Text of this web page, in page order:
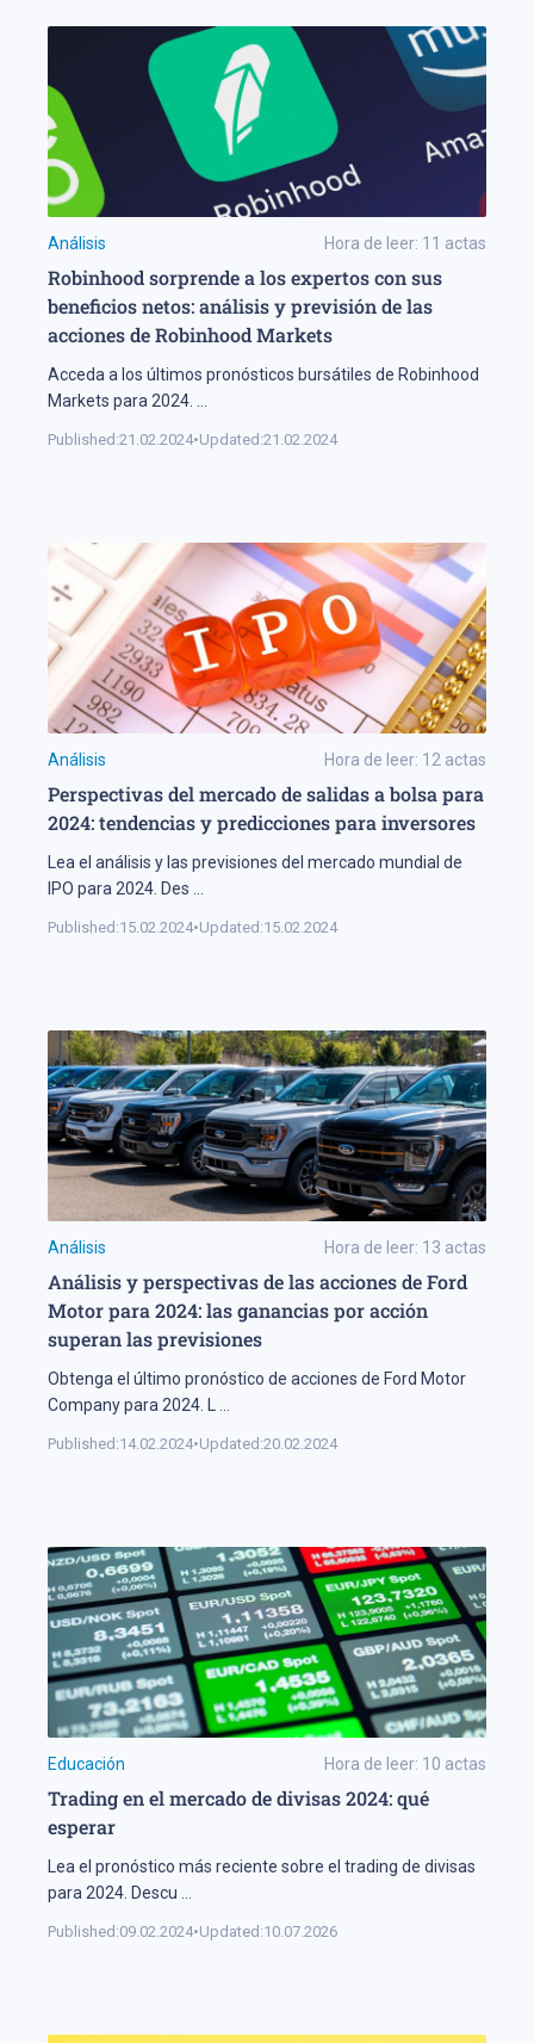
Análisis Hora de leer: 11 actas
Robinhood sorprende a los expertos con sus
beneficios netos: análisis y previsión de las
acciones de Robinhood Markets
Acceda a los últimos pronósticos bursátiles de Robinhood
Markets para 2024.
Published:21.02.2024•Updated:21.02.2024
Análisis Hora de leer: 12 actas
Perspectivas del mercado de salidas a bolsa para
2024: tendencias y predicciones para inversores
Lea el análisis y las previsiones del mercado mundial de
IPO para 2024. Des
Published:15.02.2024•Updated:15.02.2024
Análisis Hora de leer: 13 actas
Análisis y perspectivas de las acciones de Ford
Motor para 2024: las ganancias por acción
superan las previsiones
Obtenga el último pronóstico de acciones de Ford Motor
Company para 2024. L
Published:14.02.2024•Updated:20.02.2024
Educación Hora de leer: 10 actas
Trading en el mercado de divisas 2024: qué
esperar
Lea el pronóstico más reciente sobre el trading de divisas
para 2024. Descu
Published:09.02.2024•Updated:10.07.2026